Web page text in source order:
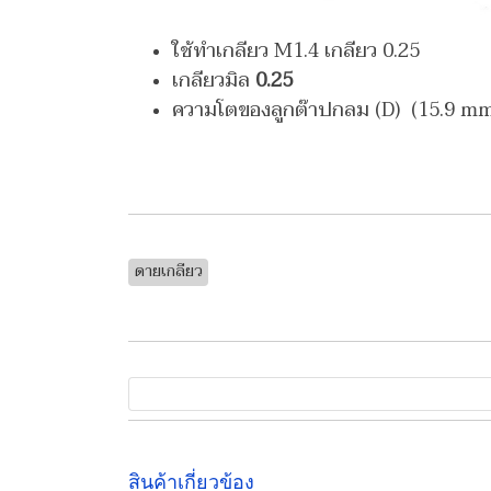
ใช้ทำเกลียว M1.4 เกลียว 0.25
เกลียวมิล 0.25
ความโตของลูกต๊าปกลม (D) (15.9
ดายเกลียว
สินค้าเกี่ยวข้อง